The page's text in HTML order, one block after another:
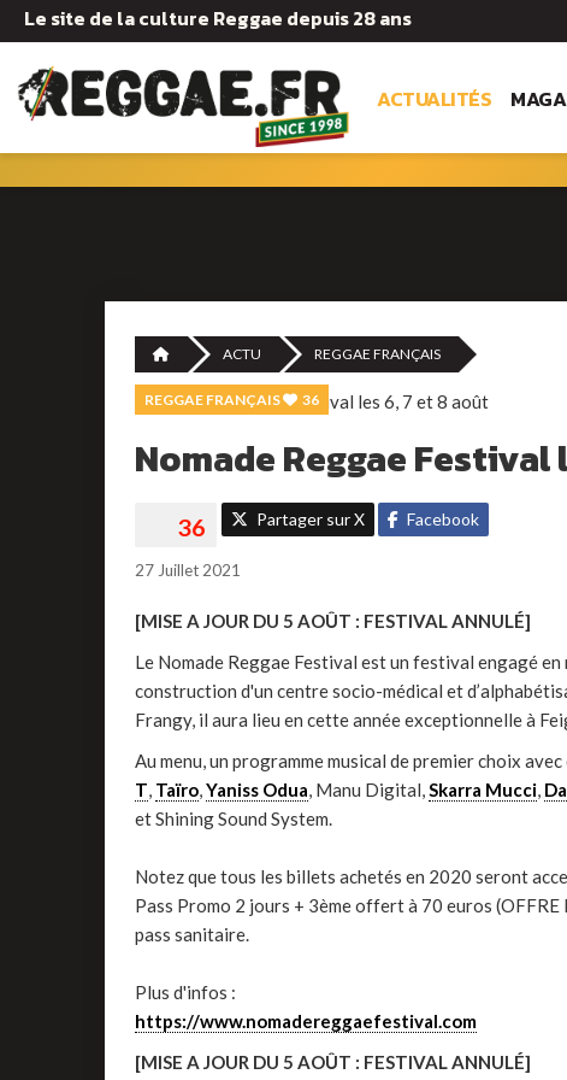
Le site de la culture Reggae depuis 28 ans
ACTUALITÉS
ACTU REGGAE FRANÇAIS
REGGAE FRANÇAIS 36
Nomade Reggae Festival
Partager sur X Facebook
27 Juillet 2021
[MISE A JOUR DU 5 AOÛT : FESTIVAL ANNULÉ]
Le Nomade Reggae Festival est un festival engagé
construction d'un centre socio-médical et
Frangy, il aura lieu en cette année exceptionnelle à
Au menu, un programme musical de premier choix
T, Taïro,Yaniss Odua, Manu Digital,Skarra Mucci,
et Shining Sound System.
Notez que tous les billets achetés en 2020 seront
Pass Promo 2 jours + 3ème offert à 70 euros
pass sanitaire.
Plus d'infos :
https://www.nomadereggaefestival.com
[MISE A JOUR DU 5 AOÛT : FESTIVAL ANNULÉ]